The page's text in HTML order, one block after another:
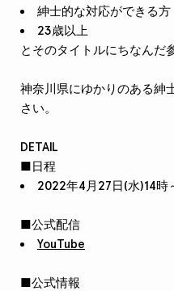
紳士的な対応ができる方
23歳以上
とそのタイトルにちなんだ
神奈川県にゆかりのある紳
さい。
DETAIL
■日程
2022年4月27日(水)14時
■公式配信
YouTube
■公式情報